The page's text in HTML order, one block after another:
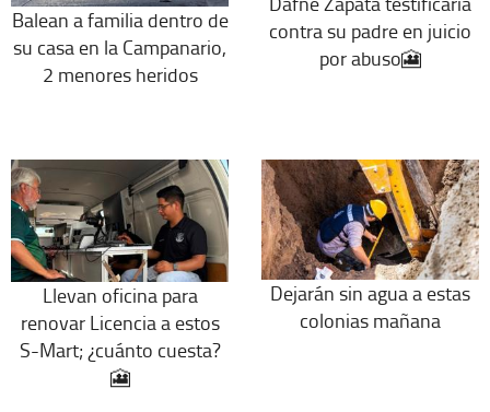
Balean a familia dentro de
su casa en la Campanario,
2 menores heridos
contra su padre en juicio
por abuso🎦
Llevan oficina para
renovar Licencia a estos
S-Mart; ¿cuánto cuesta?
🎦
Dejarán sin agua a estas
colonias mañana